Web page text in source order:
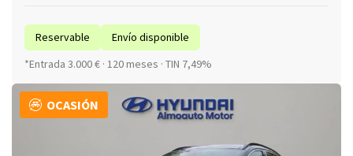
Reservable
Envío disponible
*Entrada 3.000 € · 120 meses · TIN 7,49%
OCASIÓN